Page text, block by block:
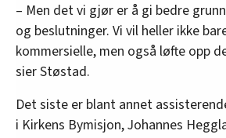
– Men det vi gjør er å gi bedre
og beslutninger. Vi vil heller ikke
kommersielle, men også løfte opp
sier Støstad.
Det siste er blant annet
i Kirkens Bymisjon, Johannes